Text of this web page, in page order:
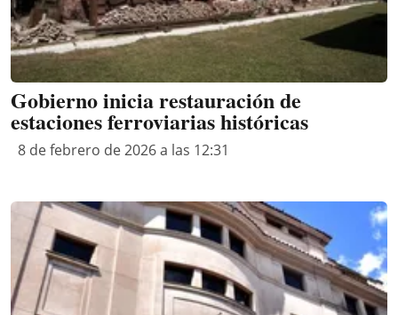
Gobierno inicia restauración de
estaciones ferroviarias históricas
8 de febrero de 2026 a las 12:31